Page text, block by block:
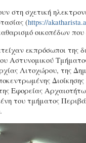
στη σχετική
(https://
οικοπέδων που
εκπρόσωποι της
Αστυνομικού
Λιτοχώρου, της
Εφορείας
του τμήματος